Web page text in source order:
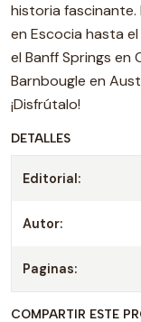
historia fascinante.
en Escocia hasta
el Banff Springs en
Barnbougle en
¡Disfrútalo!
DETALLES
Editorial:
Autor:
Paginas:
COMPARTIR ESTE